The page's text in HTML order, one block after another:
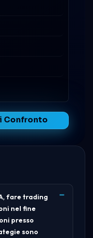
Confronto
fare trading
nel fine
presso
sono